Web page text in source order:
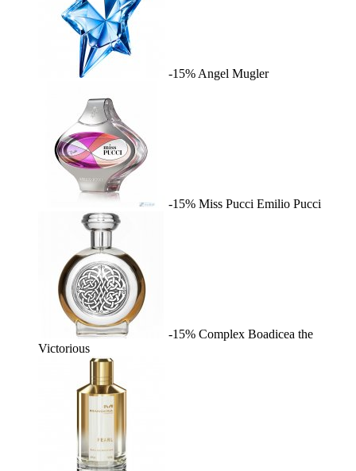
-15% Angel Mugler
-15% Miss Pucci Emilio Pucci
-15% Complex Boadicea the
Victorious